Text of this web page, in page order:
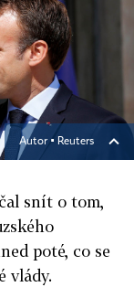
Autor ▪ Reuters
snít o tom,
poté, co se
vlády.